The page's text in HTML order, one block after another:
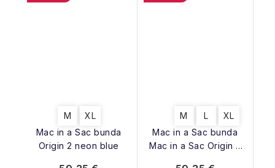
Mac in a Sac bunda
Origin 2 neon blue
M XL
Mac in a Sac bunda
Mac in a Sac Origin 2
M L XL